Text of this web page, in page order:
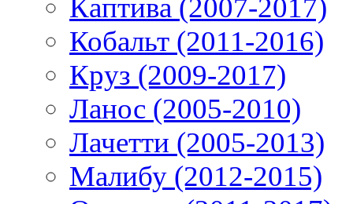
Каптива (2007-2017)
Кобальт (2011-2016)
Круз (2009-2017)
Ланос (2005-2010)
Лачетти (2005-2013)
Малибу (2012-2015)